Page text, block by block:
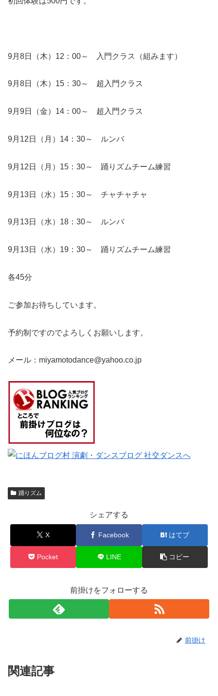
9月8日（木）12：00～ 入門クラス（組みます）
9月8日（木）15：30～ 超入門クラス
9月9日（金）14：00～ 超入門クラス
9月12日（月）14：30～ ルンバ
9月12日（月）15：30～ 踊りズムチーム練習
9月13日（水）15：30～ チャチャチャ
9月13日（水）18：30～ ルンバ
9月13日（水）19：30～ 踊りズムチーム練習
各45分
ご参加お待ちしています。
予約制ですのでよろしくお願いします。
メール：miyamotodance@yahoo.co.jp
踊りズム
シェアする
X Facebook はてブ
Pocket LINE コピー
前掛けをフォローする
前掛け
関連記事